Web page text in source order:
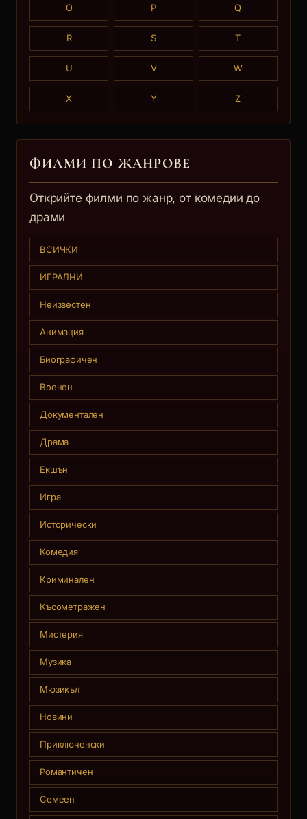
O P Q
R S T
U V W
X Y Z
ФИЛМИ ПО ЖАНРОВЕ
Открийте филми по жанр, от комедии до
драми
ВСИЧКИ
ИГРАЛНИ
Неизвестен
Анимация
Биографичен
Военен
Документален
Драма
Екшън
Игра
Исторически
Комедия
Криминален
Късометражен
Мистерия
Музика
Мюзикъл
Новини
Приключенски
Романтичен
Семеен